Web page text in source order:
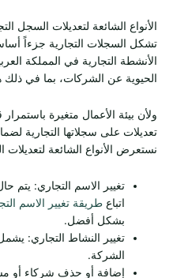
الأنواع الشائعة لتعديلات السجل
تشكل السجلات التجارية جزءاً
الأنشطة التجارية في المملكة
الحيوية عن الشركات، بما في ذلك
ولأن بيئة الأعمال متغيرة
تعديلات على سجلاتها التجارية
نستعرض الأنواع الشائعة
تغيير الاسم التجاري: يتم
اتباع طريقة تغيير الاسم
بشكل أفضل.
تغيير النشاط التجاري:
الشركة.
إضافة أو حذف شركاء أو